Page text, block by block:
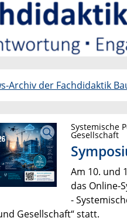
Archiv der Fachdidaktik
Systemische
Gesellschaft
Am 10. und
das Online-
-
Gesellschaft“ statt.